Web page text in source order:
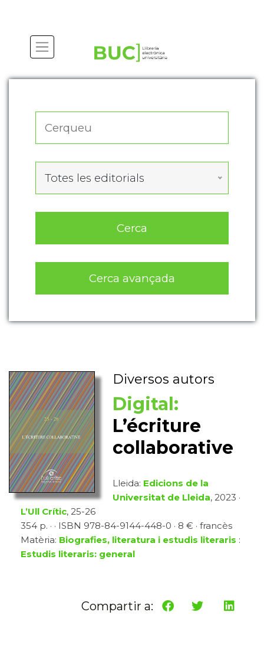
Totes les editorials
Cerca
Cerca avançada
Diversos autors
Digital:
L’écriture
collaborative
Lleida: Edicions de la
Universitat de Lleida, 2023 ·
L’Ull Crític, 25-26
354 p. · · ISBN 978-84-9144-448-0 · 8 € · francès
Matèria: Biografies, literatura i estudis literaris :
Estudis literaris: general
Compartir a: